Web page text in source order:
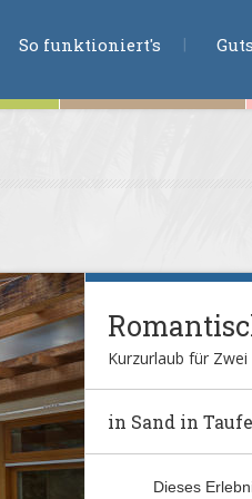
So funktioniert's
Kurzurlaub für Zwei
in Sand in
Dieses